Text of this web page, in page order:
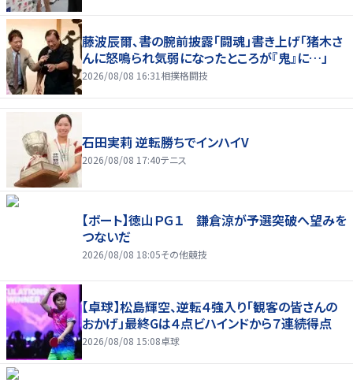
藤波辰爾、書の腕前披露「闘魂」書き上げ「猪木さ
んに怒鳴られ気弱になったところが『鬼』に…」
2026/08/08 16:31 相撲格闘技
石田実莉 逆転勝ちでインハイV
2026/08/08 17:40テニス
【ボート】徳山ＰＧ１ 鎌倉涼が予選突破へ望みを
つないだ
2026/08/08 18:05その他競技
【卓球】松島輝空、逆転４強入り「観客の皆さんの
おかげ」最終Gは４点ビハインドから７連続得点
2026/08/08 15:08卓球